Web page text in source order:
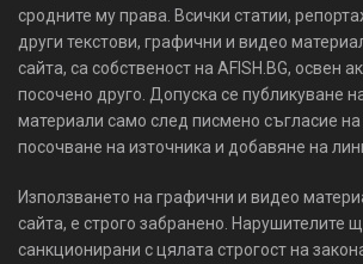
сродните му права. Всички статии,
други текстови, графични и видео
сайта, са собственост на AFISH.BG, освен
посочено друго. Допуска се публикуване
материали само след писмено съгласие на
посочване на източника и добавяне на
Използването на графични и видео
сайта, е строго забранено. Нарушителите
санкционирани с цялата строгост на